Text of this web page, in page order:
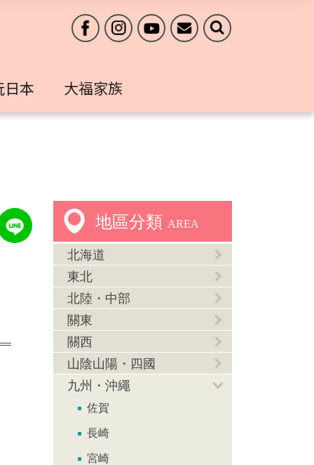
日本 大福家族
地區分類 AREA
北海道
東北
北陸・中部
關東
關西
山陰山陽・四國
九州・沖繩
佐賀
長崎
宮崎